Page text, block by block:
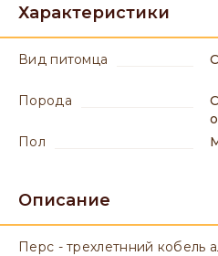
Характеристики
вид питомца
порода
Среднеазиатская
пол
Описание
Перс - трехлетнний кобель